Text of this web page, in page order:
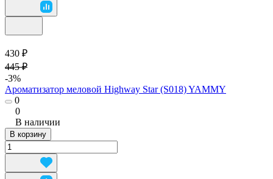
430 ₽
445 ₽
-3%
Ароматизатор меловой Highway Star (S018) YAMMY
0
0
В наличии
В корзину